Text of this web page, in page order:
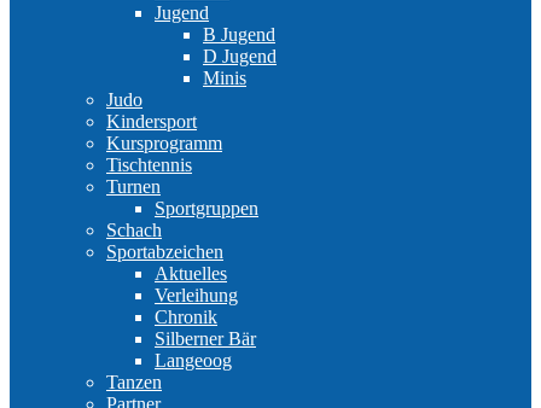
Jugend
B Jugend
D Jugend
Minis
Judo
Kindersport
Kursprogramm
Tischtennis
Turnen
Sportgruppen
Schach
Sportabzeichen
Aktuelles
Verleihung
Chronik
Silberner Bär
Langeoog
Tanzen
Partner